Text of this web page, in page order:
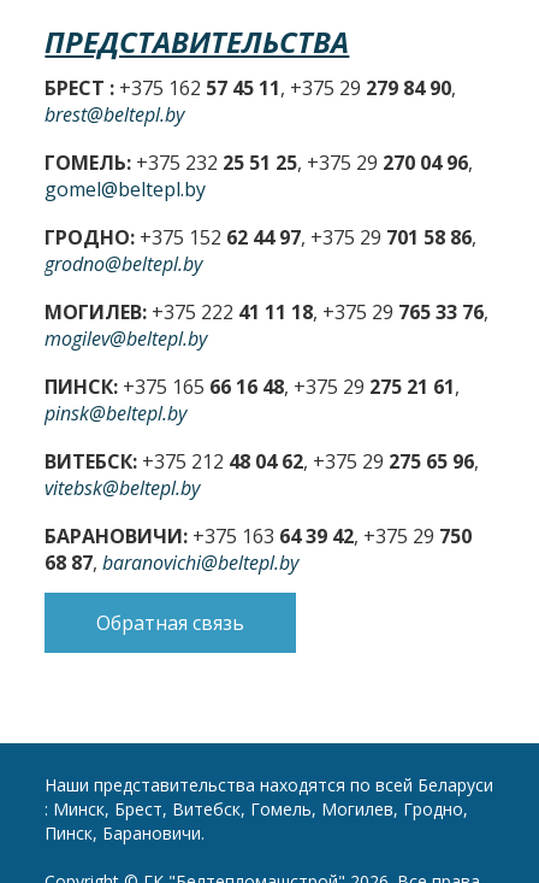
ПРЕДСТАВИТЕЛЬСТВА
БРЕСТ : +375 162 57 45 11, +375 29 279 84 90,
brest@beltepl.by
ГОМЕЛЬ: +375 232 25 51 25, +375 29 270 04 96,
gomel@beltepl.by
ГРОДНО: +375 152 62 44 97, +375 29 701 58 86,
grodno@beltepl.by
МОГИЛЕВ: +375 222 41 11 18, +375 29 765 33 76,
mogilev@beltepl.by
ПИНСК: +375 165 66 16 48, +375 29 275 21 61,
pinsk@beltepl.by
ВИТЕБСК: +375 212 48 04 62, +375 29 275 65 96,
vitebsk@beltepl.by
БАРАНОВИЧИ: +375 163 64 39 42, +375 29 750
68 87,baranovichi@beltepl.by
Обратная связь
Наши представительства находятся по всей Беларуси
: Минск, Брест, Витебск, Гомель, Могилев, Гродно,
Пинск, Барановичи.